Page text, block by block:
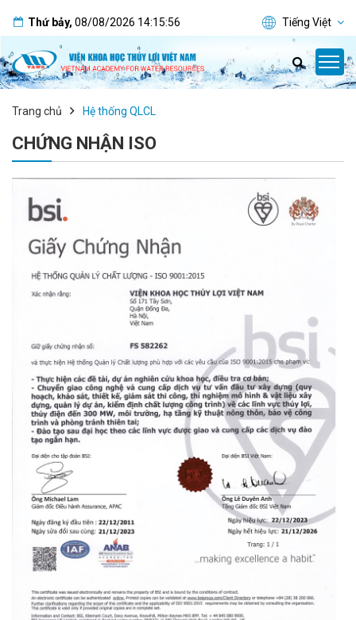
Thứ bảy, 08/08/2026 14:15:57 Tiếng Việt
Trang chủ Hệ thống QLCL
CHỨNG NHẬN ISO